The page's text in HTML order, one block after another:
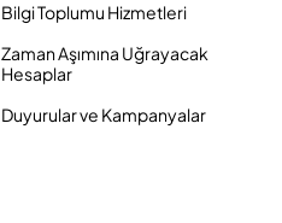
Bilgi Toplumu Hizmetleri
Zaman Aşımına Uğrayacak
Hesaplar
Duyurular ve Kampanyalar